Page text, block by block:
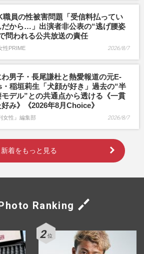
職員の性被害問題「受信料払ってい
だから…」出演者非公表の“逃げ腰姿
問われる公共放送の責任
性PRIME 2026/8/7
男子・長尾謙杜と熱愛報道の元E-
稲垣莉生「犬顔が好き」過去の“半
モデル”との共通点から透ける《一貫
好み》《2026年8月Choice》
女性』編集部 2026/8/7
新着をもっと見る
Ranking